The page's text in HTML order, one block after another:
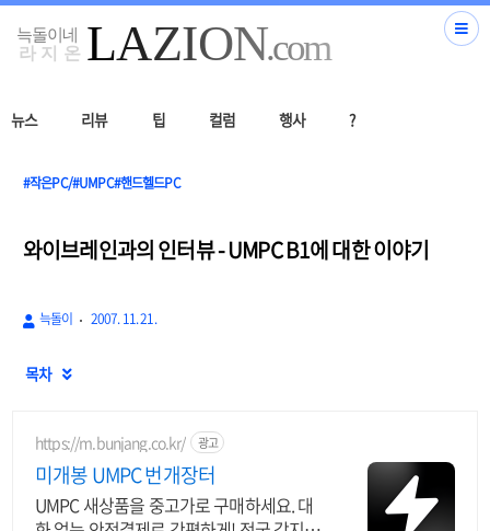
뉴스 리뷰 팁 컬럼 행사 ?
#작은PC/#UMPC#핸드헬드PC
와이브레인과의 인터뷰 - UMPC B1에 대한 이야기
늑돌이 2007. 11. 21.
목차 
https://m.bunjang.co.kr/ 광고
미개봉 UMPC 번개장터
UMPC 새상품을 중고가로 구매하세요. 대